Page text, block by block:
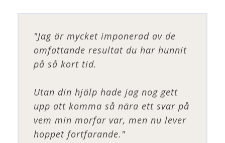
"Jag är mycket imponerad av de
omfattande resultat du har hunnit
på så kort tid.
Utan din hjälp hade jag nog gett
upp att komma så nära ett svar på
vem min morfar var, men nu lever
hoppet fortfarande."